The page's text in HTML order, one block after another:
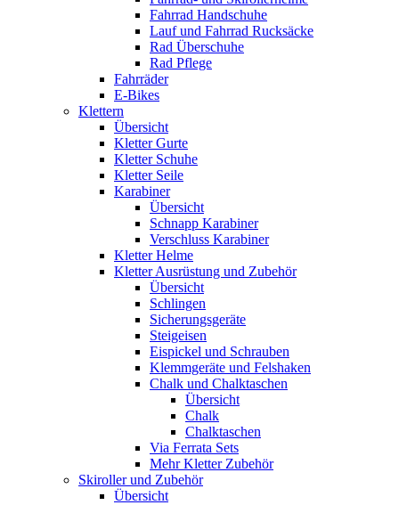
Fahrrad Handschuhe
Lauf und Fahrrad Rucksäcke
Rad Überschuhe
Rad Pflege
Fahrräder
E-Bikes
Klettern
Übersicht
Kletter Gurte
Kletter Schuhe
Kletter Seile
Karabiner
Übersicht
Schnapp Karabiner
Verschluss Karabiner
Kletter Helme
Kletter Ausrüstung und Zubehör
Übersicht
Schlingen
Sicherungsgeräte
Steigeisen
Eispickel und Schrauben
Klemmgeräte und Felshaken
Chalk und Chalktaschen
Übersicht
Chalk
Chalktaschen
Via Ferrata Sets
Mehr Kletter Zubehör
Skiroller und Zubehör
Übersicht